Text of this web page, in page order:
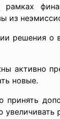
рамках
из
решения о
активно
новые.
принять